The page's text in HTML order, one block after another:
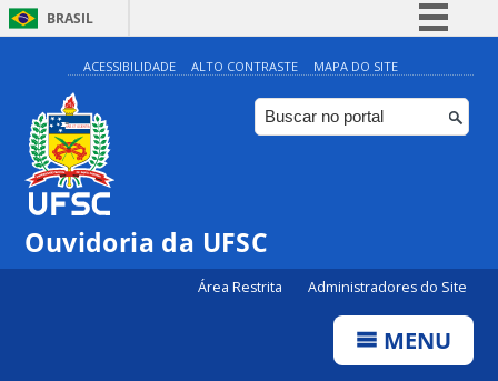
BRASIL
Simplifique!
Comunica BR
Participe
ACESSIBILIDADE ALTO CONTRASTE MAPA DO SITE
Ouvidoria da UFSC
Área Restrita Administradores do Site
MENU